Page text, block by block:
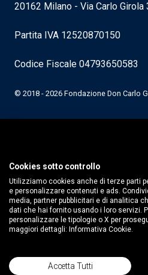
20162 Milano - Via Carlo Girola
Partita IVA 12520870150
Codice Fiscale 04793650583
© 2018 - 2026 Fondazione Don Carlo
Cookies sotto controllo
Utilizziamo cookies anche di terze parti
e personalizzare contenuti e ads.
media, partner pubblicitari e di analitica
dati che hai fornito usando i loro servizi.
personalizzare le tipologie o X per
maggiori dettagli: Informativa Cookie.
Accetta Tutti